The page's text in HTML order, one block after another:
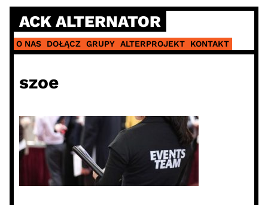
Skip
content
ACK ALTERNATOR
O NAS DOŁĄCZ GRUPY ALTERPROJEKT KONTAKT
szoe